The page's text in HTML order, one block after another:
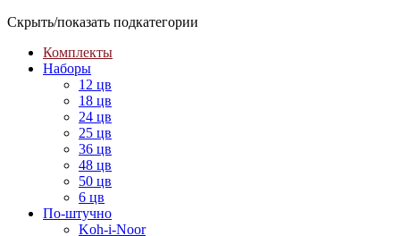
Скрыть/показать подкатегории
Комплекты
Наборы
12 цв
18 цв
24 цв
25 цв
36 цв
48 цв
50 цв
6 цв
По-штучно
Koh-i-Noor